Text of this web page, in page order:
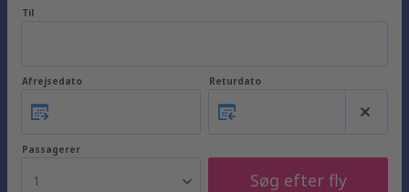
Til
Afrejsedato Returdato
Passagerer
1 Søg efter fly